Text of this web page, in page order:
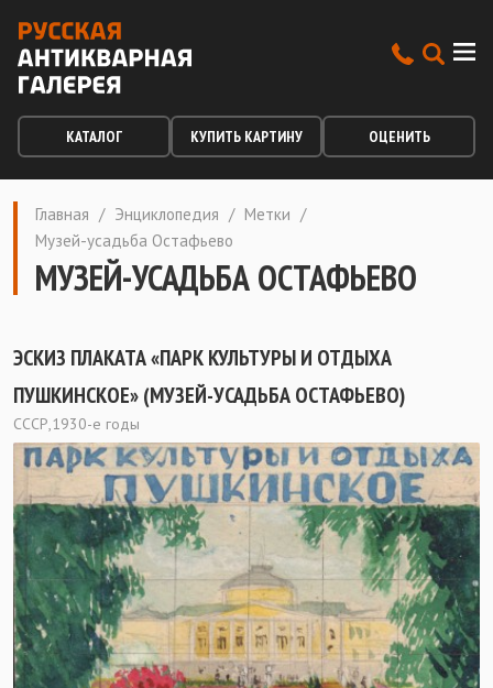
КАТАЛОГ КУПИТЬ КАРТИНУ ОЦЕНИТЬ
Главная / Энциклопедия / Метки /
Музей-усадьба Остафьево
МУЗЕЙ-УСАДЬБА ОСТАФЬЕВО
ЭСКИЗ ПЛАКАТА «ПАРК КУЛЬТУРЫ И ОТДЫХА
ПУШКИНСКОЕ» (МУЗЕЙ-УСАДЬБА ОСТАФЬЕВО)
СССР,1930-е годы